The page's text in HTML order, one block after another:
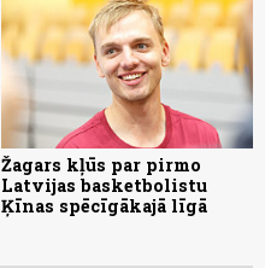
Žagars kļūs par pirmo
Latvijas basketbolistu
Ķīnas spēcīgākajā līgā